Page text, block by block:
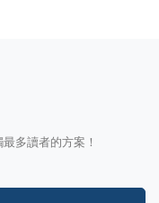
多讀者的方案！